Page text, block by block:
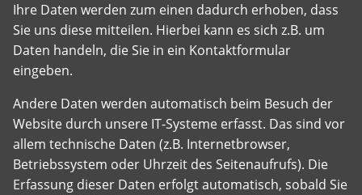
Ihre Daten werden zum einen dadurch erhoben, dass
Sie uns diese mitteilen. Hierbei kann es sich z.B. um
Daten handeln, die Sie in ein Kontaktformular
eingeben.
Andere Daten werden automatisch beim Besuch der
Website durch unsere IT-Systeme erfasst. Das sind vor
allem technische Daten (z.B. Internetbrowser,
Betriebssystem oder Uhrzeit des Seitenaufrufs). Die
Erfassung dieser Daten erfolgt automatisch, sobald Sie